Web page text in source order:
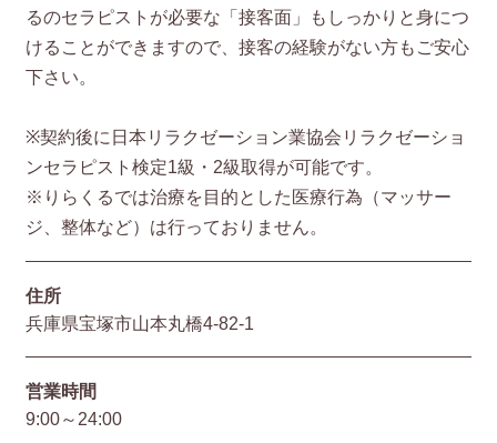
るのセラピストが必要な「接客面」もしっかりと身につ
けることができますので、接客の経験がない方もご安心
下さい。
※契約後に日本リラクゼーション業協会リラクゼーショ
ンセラピスト検定1級・2級取得が可能です。
※りらくるでは治療を目的とした医療行為（マッサー
ジ、整体など）は行っておりません。
住所
兵庫県宝塚市山本丸橋4-82-1
営業時間
9:00～24:00